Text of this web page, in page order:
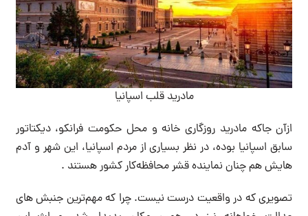
مادرید قلب اسپانیا
ازآن جاکه مادرید روزگاری خانه و محل حکومت فرانکو، دیکتاتور
سابق اسپانیا بوده، در نظر بسیاری از مردم اسپانیا، این شهر و آدم
هایش هم چنان نماینده قشر محافظه‌کار کشور هستند .
تصویری که در واقعیت درست نیست. چرا که مهم‌ترین جنبش های